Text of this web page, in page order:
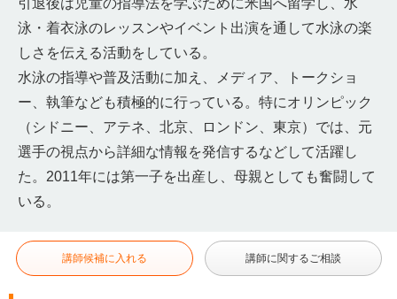
引退後は児童の指導法を学ぶために米国へ留学し、水
泳・着衣泳のレッスンやイベント出演を通して水泳の楽
しさを伝える活動をしている。
水泳の指導や普及活動に加え、メディア、トークショ
ー、執筆なども積極的に行っている。特にオリンピック
（シドニー、アテネ、北京、ロンドン、東京）では、元
選手の視点から詳細な情報を発信するなどして活躍し
た。2011年には第一子を出産し、母親としても奮闘して
いる。
講師候補に入れる 講師に関するご相談